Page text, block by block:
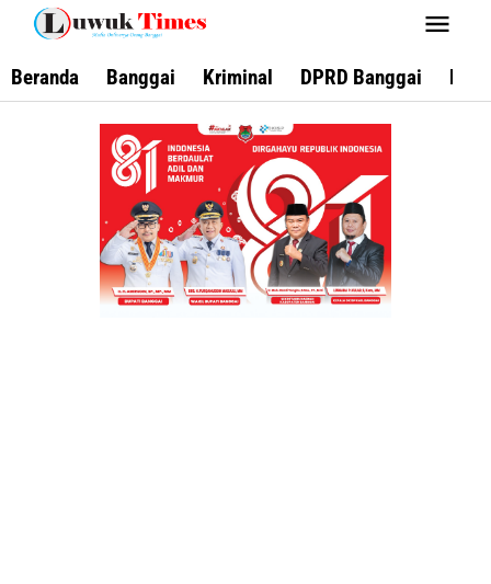
Lewati
konten
Beranda Banggai Kriminal DPRD Banggai